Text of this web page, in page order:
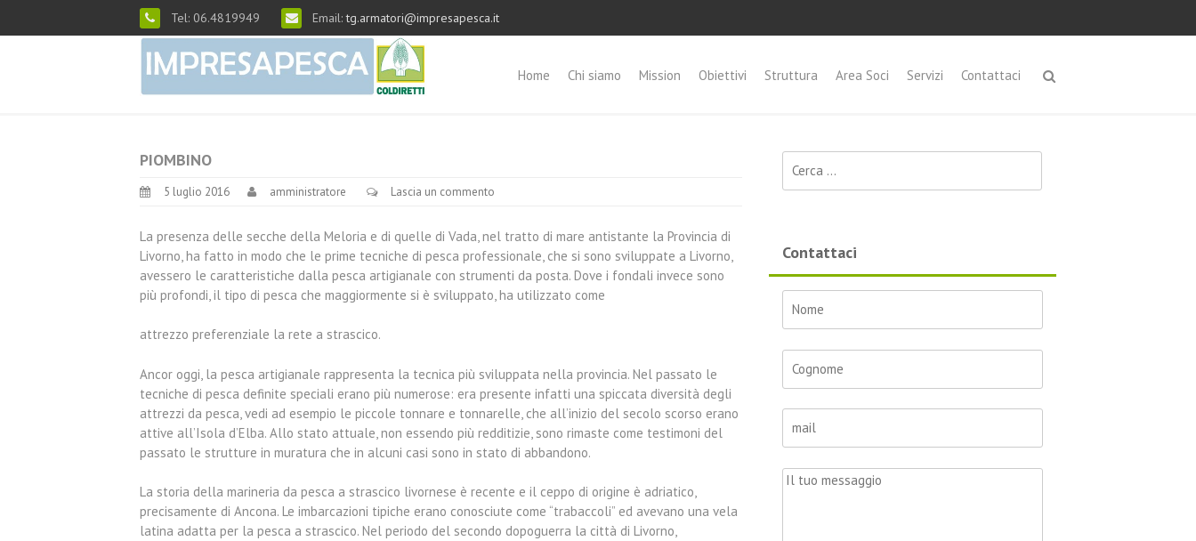
Tel: 06.4819949 Email:tg.armatori@impresapesca.it
Home Chi siamo Mission Obiettivi Struttura Area Soci Servizi Contattaci
PIOMBINO
5 luglio 2016 amministratore Lascia un commento
La presenza delle secche della Meloria e di quelle di Vada, nel tratto di mare antistante la Provincia di
Livorno, ha fatto in modo che le prime tecniche di pesca professionale, che si sono sviluppate a Livorno,
avessero le caratteristiche dalla pesca artigianale con strumenti da posta. Dove i fondali invece sono
più profondi, il tipo di pesca che maggiormente si è sviluppato, ha utilizzato come
attrezzo preferenziale la rete a strascico.
Ancor oggi, la pesca artigianale rappresenta la tecnica più sviluppata nella provincia. Nel passato le
tecniche di pesca definite speciali erano più numerose: era presente infatti una spiccata diversità degli
attrezzi da pesca, vedi ad esempio le piccole tonnare e tonnarelle, che all’inizio del secolo scorso erano
attive all’Isola d’Elba. Allo stato attuale, non essendo più redditizie, sono rimaste come testimoni del
passato le strutture in muratura che in alcuni casi sono in stato di abbandono.
La storia della marineria da pesca a strascico livornese è recente e il ceppo di origine è adriatico,
precisamente di Ancona. Le imbarcazioni tipiche erano conosciute come “trabaccoli” ed avevano una vela
latina adatta per la pesca a strascico. Nel periodo del secondo dopoguerra la città di Livorno,
Contattaci